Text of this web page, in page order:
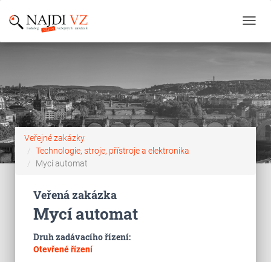
Veřejné zakázky
Technologie, stroje, přístroje a elektronika
Mycí automat
Veřená zakázka
Mycí automat
Druh zadávacího řízení:
Otevřené řízení